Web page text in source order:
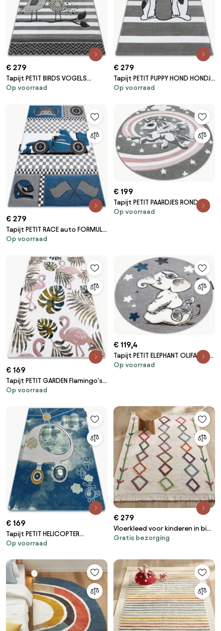
€ 279
Tapijt PETIT BIRDS VOGELS
grijskleuring
Op voorraad
€ 279
Tapijt PETIT PUPPY HOND HONDJE
grijskleuring
Op voorraad
€ 279
Tapijt PETIT RACE auto FORMULE
1 AUTO blauw
Op voorraad
€ 199
Tapijt PETIT PAARDJES ROND
grijskleuring
Op voorraad
€ 169
Tapijt PETIT GARDEN Flamingo's
blad motief monstera bladeren
Op voorraad
€ 119,4
Tapijt PETIT ELEPHANT OLIFANTJE
Sterretje ROND grijskleuring
Op voorraad
€ 169
Tapijt PETIT HELICOPTER
vliegtuigen blauw
Op voorraad
€ 279
Vloerkleed voor kinderen in bio
katoen, Berberstijl, Dybala
Gratis bezorging